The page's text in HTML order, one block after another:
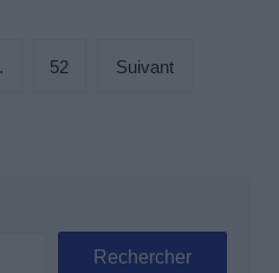
52 Suivant
Rechercher